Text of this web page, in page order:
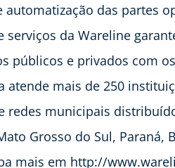
das partes
da Wareline
públicos e privados com
atende mais de 250
municipais
Grosso do Sul, Paraná,
mais em http://